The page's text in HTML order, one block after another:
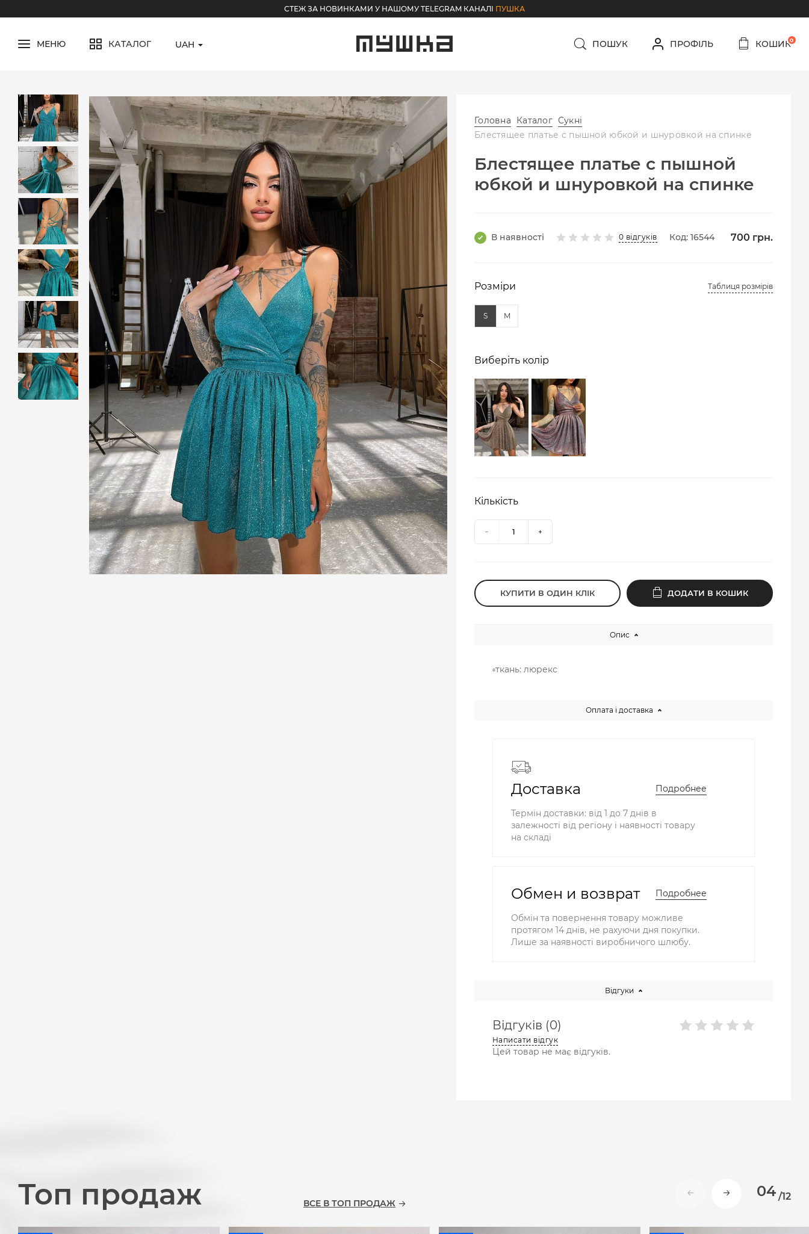
СТЕЖ ЗА НОВИНКАМИ У НАШОМУ TELEGRAM КАНАЛІ ПУШКА
МЕНЮ КАТАЛОГ UAH ПОШУК ПРОФІЛЬ КОШИК0
Головна Каталог Сукні
Блестящее платье с пышной юбкой и шнуровкой на спинке
Блестящее платье с пышной
юбкой и шнуровкой на спинке
В наявності 0 відгуків Код: 16544 700 грн.
Розміри Таблиця розмірів
S M
Виберіть колір
Кількість
КУПИТИ В ОДИН КЛІК ДОДАТИ В КОШИК
Опис
▫️ткань: люрекс
Оплата і доставка
Доставка Подробнее
Термін доставки: від 1 до 7 днів в
залежності від регіону і наявності товару
на складі
Обмен и возврат Подробнее
Обмін та повернення товару можливе
протягом 14 днів, не рахуючи дня покупки.
Лише за наявності виробничого шлюбу.
Відгуки
Відгуків (0)
Написати відгук
Цей товар не має відгуків.
Топ продаж ВСЕ В ТОП ПРОДАЖ
04 /12